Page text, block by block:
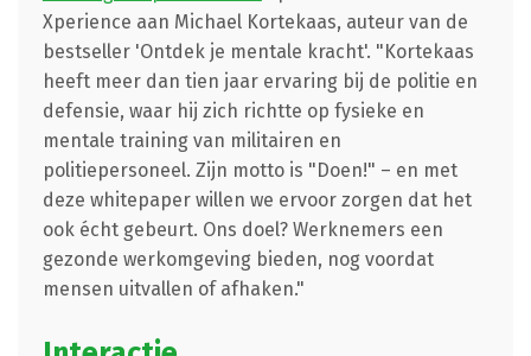
Xperience aan Michael Kortekaas, auteur van de
bestseller 'Ontdek je mentale kracht'. "Kortekaas
heeft meer dan tien jaar ervaring bij de politie en
defensie, waar hij zich richtte op fysieke en
mentale training van militairen en
politiepersoneel. Zijn motto is "Doen!" – en met
deze whitepaper willen we ervoor zorgen dat het
ook écht gebeurt. Ons doel? Werknemers een
gezonde werkomgeving bieden, nog voordat
mensen uitvallen of afhaken."